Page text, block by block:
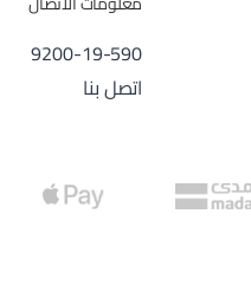
9200-19-590
اتصل بنا